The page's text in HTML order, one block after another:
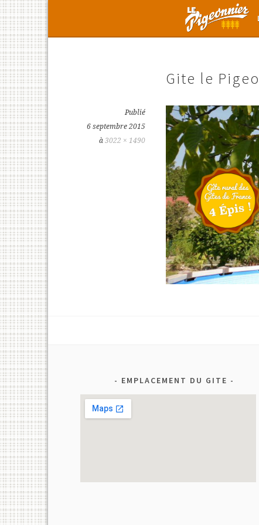
contenu
Gite le
Publié
6 septembre 2015
à 3022 × 1490
EMPLACEMENT DU GITE